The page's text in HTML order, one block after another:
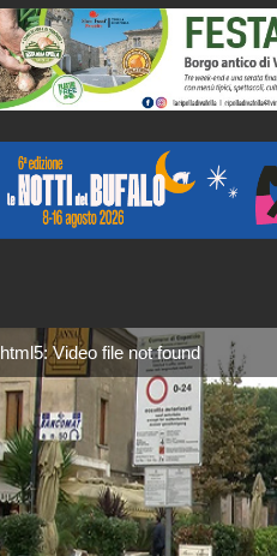
html5: Video file not found